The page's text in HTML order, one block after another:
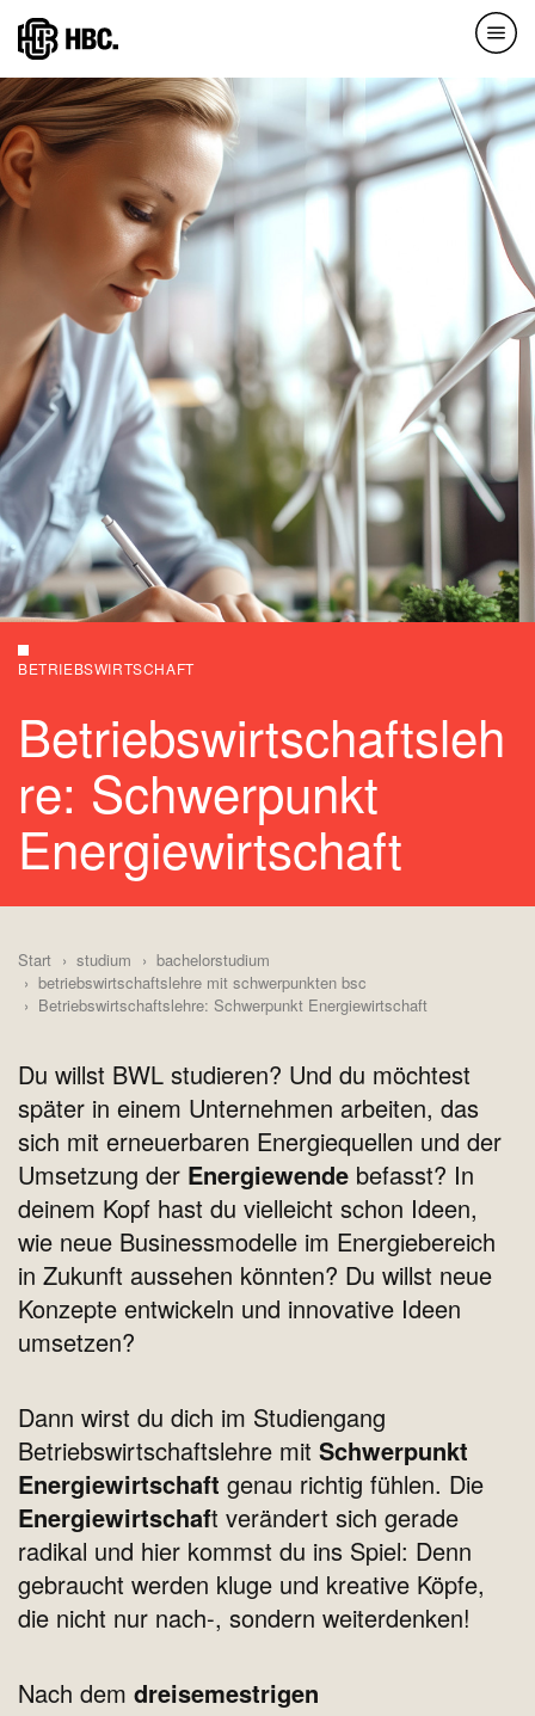
Direkt
zum
Inhalt
BETRIEBSWIRTSCHAFT
Betriebswirtschaftsleh
re: Schwerpunkt
Energiewirtschaft
Start studium
bachelorstudium
betriebswirtschaftslehre mit schwerpunkten bsc
Betriebswirtschaftslehre: Schwerpunkt Energiewirtschaft
Du willst BWL studieren? Und du möchtest
später in einem Unternehmen arbeiten, das
sich mit erneuerbaren Energiequellen und der
Umsetzung der Energiewende befasst? In
deinem Kopf hast du vielleicht schon Ideen,
wie neue Businessmodelle im Energiebereich
in Zukunft aussehen könnten? Du willst neue
Konzepte entwickeln und innovative Ideen
umsetzen?
Dann wirst du dich im Studiengang
Betriebswirtschaftslehre mit Schwerpunkt
Energiewirtschaft genau richtig fühlen. Die
Energiewirtschaft verändert sich gerade
radikal und hier kommst du ins Spiel: Denn
gebraucht werden kluge und kreative Köpfe,
die nicht nur nach-, sondern weiterdenken!
Nach dem dreisemestrigen